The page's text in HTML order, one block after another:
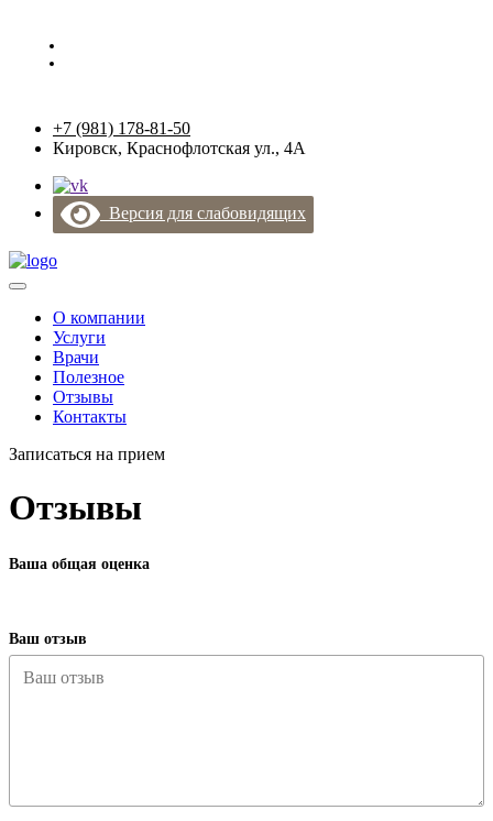
+7 (981) 178-81-50
Кировск, Краснофлотская ул., 4А
Версия для слабовидящих
О компании
Услуги
Врачи
Полезное
Отзывы
Контакты
Записаться на прием
Отзывы
Ваша общая оценка
Ваш отзыв